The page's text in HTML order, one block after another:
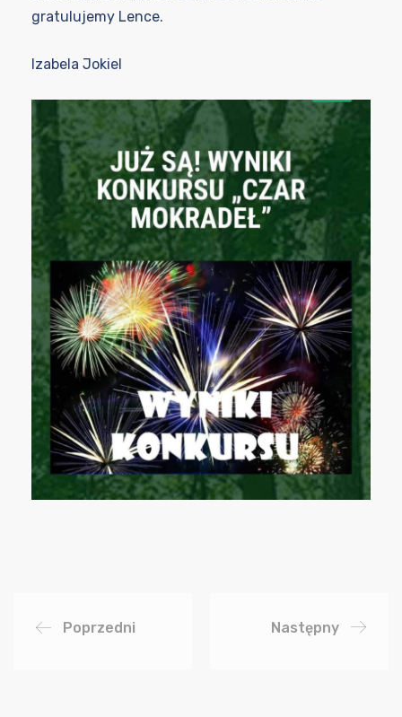
gratulujemy Lence.
Izabela Jokiel
Poprzedni Następny